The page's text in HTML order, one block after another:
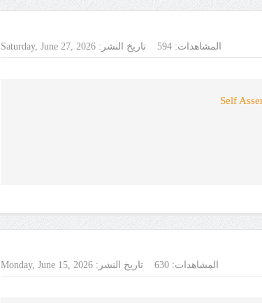
تاريخ النشر:Saturday, June 27, 2026 المشاهدات:594
تاريخ النشر:Monday, June 15, 2026 المشاهدات:630